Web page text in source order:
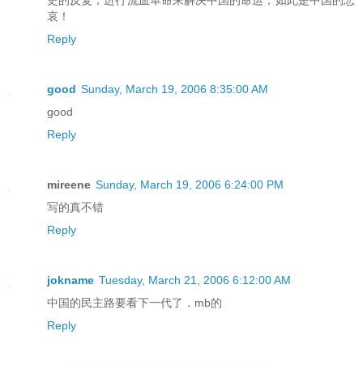
哀！
Reply
good Sunday, March 19, 2006 8:35:00 AM
good
Reply
mireene Sunday, March 19, 2006 6:24:00 PM
写的真不错
Reply
jokname Tuesday, March 21, 2006 6:12:00 AM
中国的民主路要看下一代了．mb的
Reply